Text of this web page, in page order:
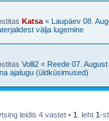
Katsa « Laupäev 08.
välja lugemine
Volli2 « Reede 07.
ajalugu (üldküsimused)
leidis 4 vastet • 1 . leht 1-st